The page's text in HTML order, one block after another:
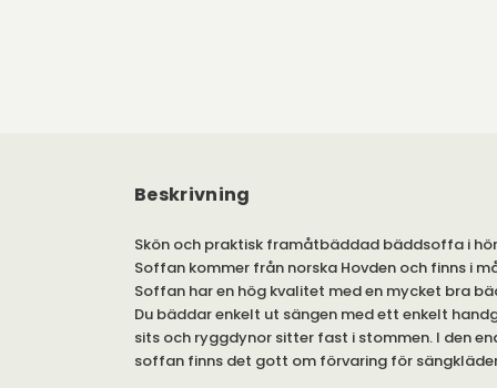
Beskrivning
Skön och praktisk framåtbäddad bäddsoffa i
Soffan kommer från norska Hovden och finns i
Soffan har en hög kvalitet med en mycket bra
Du bäddar enkelt ut sängen med ett enkelt
sits och ryggdynor sitter fast i stommen. I den
soffan finns det gott om förvaring för